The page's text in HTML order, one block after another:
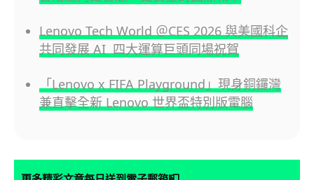
Lenovo Tech World ＠CES 2026 與美國科企
共同發展 AI 四大運算巨頭同場祝賀
「Lenovo x FIFA Playground」現身銅鑼灣
兼直擊全新 Lenovo 世界盃特別版電腦